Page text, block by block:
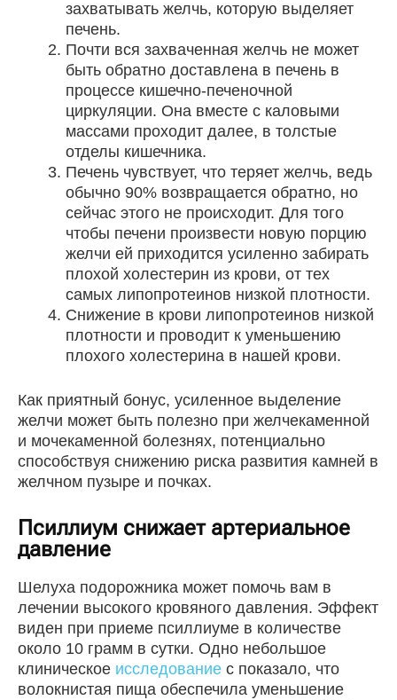
захватывать желчь, которую выделяет
печень.
Почти вся захваченная желчь не может
быть обратно доставлена в печень в
процессе кишечно-печеночной
циркуляции. Она вместе с каловыми
массами проходит далее, в толстые
отделы кишечника.
Печень чувствует, что теряет желчь, ведь
обычно 90% возвращается обратно, но
сейчас этого не происходит. Для того
чтобы печени произвести новую порцию
желчи ей приходится усиленно забирать
плохой холестерин из крови, от тех
самых липопротеинов низкой плотности.
Снижение в крови липопротеинов низкой
плотности и проводит к уменьшению
плохого холестерина в нашей крови.
Как приятный бонус, усиленное выделение
желчи может быть полезно при желчекаменной
и мочекаменной болезнях, потенциально
способствуя снижению риска развития камней в
желчном пузыре и почках.
Псиллиум снижает артериальное
давление
Шелуха подорожника может помочь вам в
лечении высокого кровяного давления. Эффект
виден при приеме псиллиуме в количестве
около 10 грамм в сутки. Одно небольшое
клиническое исследование с показало, что
волокнистая пища обеспечила уменьшение